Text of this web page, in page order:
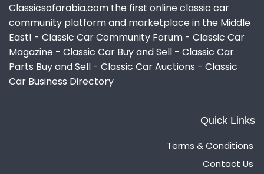
Classicsofarabia.com the first online classic car
community platform and marketplace in the Middle
East! - Classic Car Community Forum - Classic Car
Magazine - Classic Car Buy and Sell - Classic Car
Parts Buy and Sell - Classic Car Auctions - Classic
Car Business Directory
Quick Links
Terms & Conditions
Contact Us